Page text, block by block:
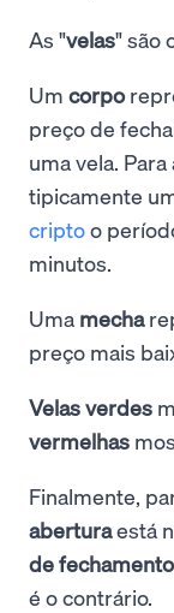
As "velas" são
Um corpo
preço de
uma vela.
tipicamente
criptoo
minutos.
Uma mecha
preço mais
Velas verdes
vermelhas
Finalmente,
aberturaestá
de fechamento
é o contrário.